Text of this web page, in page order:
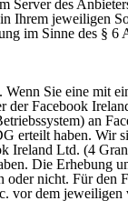
des
Ihrem jeweiligen
im Sinne des §
Sie eine mit
Facebook
an
erteilt haben. Wir
Ireland Ltd. (4
Die Erhebung
nicht. Für den
vor dem